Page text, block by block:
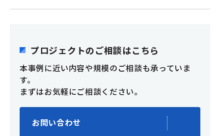
プロジェクトのご相談はこちら
本事例に近い内容や規模のご相談も承っていま
す。
まずはお気軽にご相談ください。
お問い合わせ